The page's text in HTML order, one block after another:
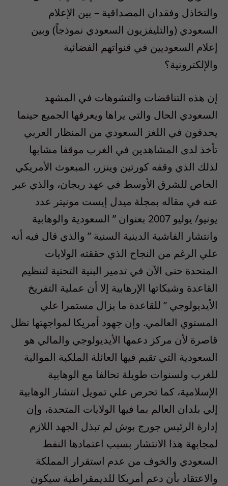
والتخاذل وفقدان المصداقية – بين الإعلام
السعودي (والتليفزيون السعودي نموذجاً) وبين
إعلام السعوديين في قنواتهم الفضائية
والإلكترونية؟
إن هذه التناقضات والتشوهات في المشهد
السعودي الحال والتي يراها ويعرفها الجميع حينما
يحدقون في اللغز السعودي من المنظار العربي
تأخذ لدى المشاهدين في الغرب موقفا مشابها
لذلك الذي وقفه كورتين وينزر، المبعوث الأمريكي
الخاص للشرق الأوسط في عهد ريجان، والذي عبر
عنه في مقاله بمجلة ميدل إيست مونيتر عدد
يونيو/ يوليو 2007 بعنوان ” السعودية والوهابية
وانتشار الفاشية الدينية السنية ” والذي قال فيه أنه
علي الرغم من النجاح الذي حققته الولايات
المتحدة حتى الآن في تدمير البنية التحتية لتنظيم
القاعدة وشبكاتها الإرهابية إلا أن عملية التفريخ
الأيديولوجي ” للقاعدة ما يزال مستمرا علي
المستوي العالمي. وإن جهود أمريكا لمواجهتها تظل
قاصرة لأن مركز دعمها الأيديولوجي والمالي هو
السعودية التي تقيم فيها العائلة الملكية الموالية
للغرب ولسنوات طويلة تحالفا مع الوهابية
الإسلامية، كما تحرص علي تمويل انتشار الوهابية
إلي بلدان العالم بما فيها الولايات المتحدة، وإن
إدارة الرئيس جورج بوش لم تبذل الجهد اللازم
لمجابهة هذا الانتشار بسبب اعتمادها النفط
السعودي والخوف من عدم استقرار المملكة
والاعتقاد بأن دعم أمريكا للديمقراطية سيكون